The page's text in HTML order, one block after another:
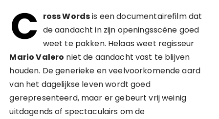
C ross Wordsis een documentairefilm dat
de aandacht in zijn openingsscène goed
weet te pakken. Helaas weet regisseur
Mario Valero niet de aandacht vast te blijven
houden. De generieke en veelvoorkomende aard
van het dagelijkse leven wordt goed
gerepresenteerd, maar er gebeurt vrij weinig
uitdagends of spectaculairs om de